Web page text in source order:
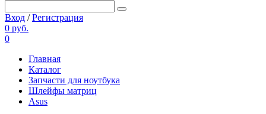
Вход /Регистрация
0 руб.
0
Главная
Каталог
Запчасти для ноутбука
Шлейфы матриц
Asus